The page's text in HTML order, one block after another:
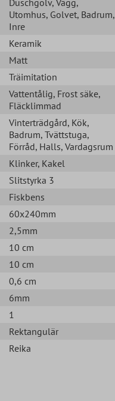
Utomhus, Golvet, Badrum,
Inre
Keramik
Matt
Träimitation
Vattentålig, Frost säke,
Fläcklimmad
Vinterträdgård, Kök,
Badrum, Tvättstuga,
Förråd, Halls, Vardagsrum
Klinker, Kakel
Slitstyrka 3
Fiskbens
60x240mm
2,5mm
10 cm
10 cm
0,6 cm
6mm
1
Rektangulär
Reika